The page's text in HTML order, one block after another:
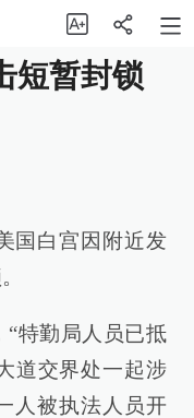
短暂封锁
国白宫因附近发
特勤局人员已抵
道交界处一起涉
人被执法人员开